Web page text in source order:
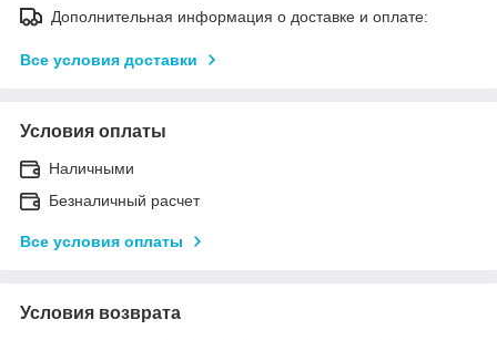
Дополнительная информация о доставке и оплате:
Все условия доставки
Условия оплаты
Наличными
Безналичный расчет
Все условия оплаты
Условия возврата